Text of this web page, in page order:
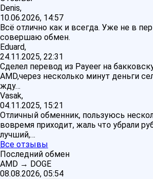
Denis,
10.06.2026, 14:57
Всё отлично как и всегда. Уже не в
совершаю обмен.
Eduard,
24.11.2025, 22:31
Сделел перевод из Payeer на
AMD,через несколько минут деньги
жду…
Vasak,
04.11.2025, 15:21
Отличный обменник, пользуюсь
вовремя приходит, жаль что убрали
лучший,…
Все отзывы
Последний обмен
AMD → DOGE
08.08.2026, 05:54